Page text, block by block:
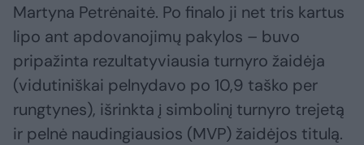
Martyna Petrėnaitė. Po finalo ji net tris kartus
lipo ant apdovanojimų pakylos – buvo
pripažinta rezultatyviausia turnyro žaidėja
(vidutiniškai pelnydavo po 10,9 taško per
rungtynes), išrinkta į simbolinį turnyro trejetą
ir pelnė naudingiausios (MVP) žaidėjos titulą.